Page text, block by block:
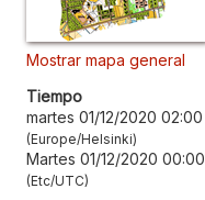
Mostrar mapa general
Tiempo
martes 01/12/2020 02:00
Europe/Helsinki
Martes 01/12/2020 00:00
Etc/UTC